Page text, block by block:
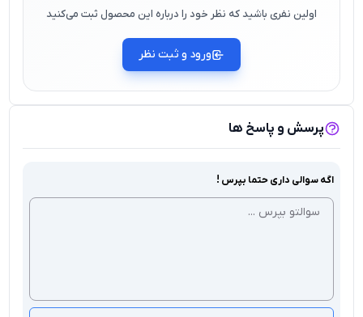
اولین نفری باشید که نظر خود را درباره این محصول ثبت می‌کنید
ورود و ثبت نظر
پرسش و پاسخ ها
اگه سوالی داری حتما بپرس !